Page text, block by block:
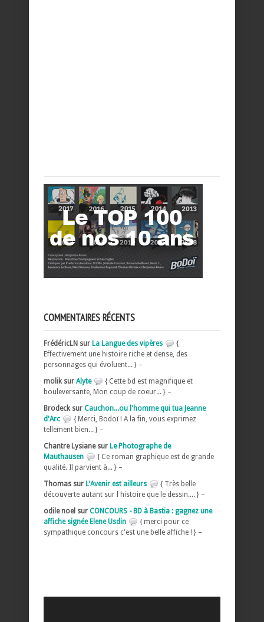
COMMENTAIRES RÉCENTS
FrédéricLN sur La Langue des vipères
{
Effectivement une histoire riche et dense, des
personnages qui évoluent... } –
molik sur Alyte
{ Cette bd est magnifique et
bouleversante, Mon coup de coeur... } –
Brodeck sur Cauchon...ou l'homme qui tua Jeanne
d'Arc
{ Merci, Bodoï ! A la fin, vous exprimez
tellement bien... } –
Chantre Lysiane sur Le Photographe de
Mauthausen
{ Ce roman graphique est de grande
qualité. Il parvient à... } –
Thomas sur L'Avenir est ailleurs
{ Très belle
découverte autant sur l histoire que le dessin.... } –
odile noel sur CONCOURS - BD à Bastia : gagnez une
affiche signée Elene Usdin
{ merci pour ce
sympathique concours c'est une belle affiche ! } –